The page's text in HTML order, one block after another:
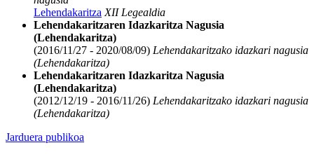
Lehendakaritza XII Legealdia
Lehendakaritzaren Idazkaritza Nagusia
(Lehendakaritza)
(2016/11/27 - 2020/08/09) Lehendakaritzako idazkari nagusia
(Lehendakaritza)
Lehendakaritzaren Idazkaritza Nagusia
(Lehendakaritza)
(2012/12/19 - 2016/11/26) Lehendakaritzako idazkari nagusia
(Lehendakaritza)
Jarduera publikoa